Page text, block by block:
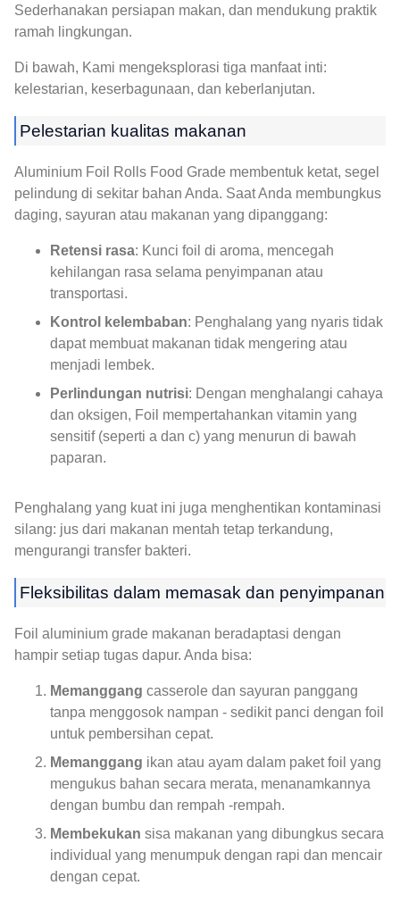
Sederhanakan persiapan makan, dan mendukung praktik
ramah lingkungan.
Di bawah, Kami mengeksplorasi tiga manfaat inti:
kelestarian, keserbagunaan, dan keberlanjutan.
Pelestarian kualitas makanan
Aluminium Foil Rolls Food Grade membentuk ketat, segel
pelindung di sekitar bahan Anda. Saat Anda membungkus
daging, sayuran atau makanan yang dipanggang:
Retensi rasa: Kunci foil di aroma, mencegah
kehilangan rasa selama penyimpanan atau
transportasi.
Kontrol kelembaban: Penghalang yang nyaris tidak
dapat membuat makanan tidak mengering atau
menjadi lembek.
Perlindungan nutrisi: Dengan menghalangi cahaya
dan oksigen, Foil mempertahankan vitamin yang
sensitif (seperti a dan c) yang menurun di bawah
paparan.
Penghalang yang kuat ini juga menghentikan kontaminasi
silang: jus dari makanan mentah tetap terkandung,
mengurangi transfer bakteri.
Fleksibilitas dalam memasak dan penyimpanan
Foil aluminium grade makanan beradaptasi dengan
hampir setiap tugas dapur. Anda bisa:
Memanggang casserole dan sayuran panggang
tanpa menggosok nampan - sedikit panci dengan foil
untuk pembersihan cepat.
Memanggang ikan atau ayam dalam paket foil yang
mengukus bahan secara merata, menanamkannya
dengan bumbu dan rempah -rempah.
Membekukan sisa makanan yang dibungkus secara
individual yang menumpuk dengan rapi dan mencair
dengan cepat.